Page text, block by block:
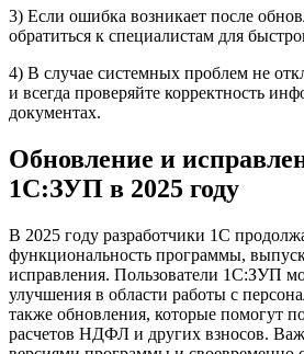
3) Если ошибка возникает после
обратиться к специалистам для
4) В случае системных проблем не
и всегда проверяйте корректность
документах.
Обновление и
1С:ЗУП в 2025 году
В 2025 году разработчики 1С
функциональность программы,
исправления. Пользователи 1С:ЗУП
улучшения в области работы с
также обновления, которые помогут
расчетов НДФЛ и других взносов.